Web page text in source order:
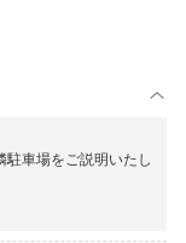
駐車場をご説明いたし